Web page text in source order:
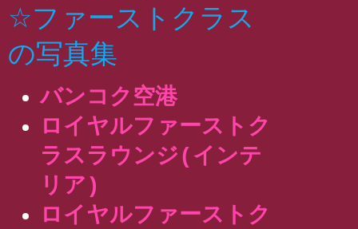
☆ファーストクラス
の写真集
バンコク空港
ロイヤルファーストク
ラスラウンジ(インテ
リア)
ロイヤルファーストク